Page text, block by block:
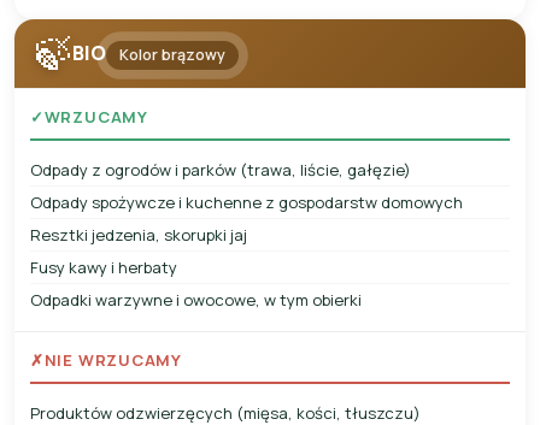
🍃BIO Kolor brązowy
✓WRZUCAMY
Odpady z ogrodów i parków (trawa, liście, gałęzie)
Odpady spożywcze i kuchenne z gospodarstw domowych
Resztki jedzenia, skorupki jaj
Fusy kawy i herbaty
Odpadki warzywne i owocowe, w tym obierki
✗NIE WRZUCAMY
Produktów odzwierzęcych (mięsa, kości, tłuszczu)